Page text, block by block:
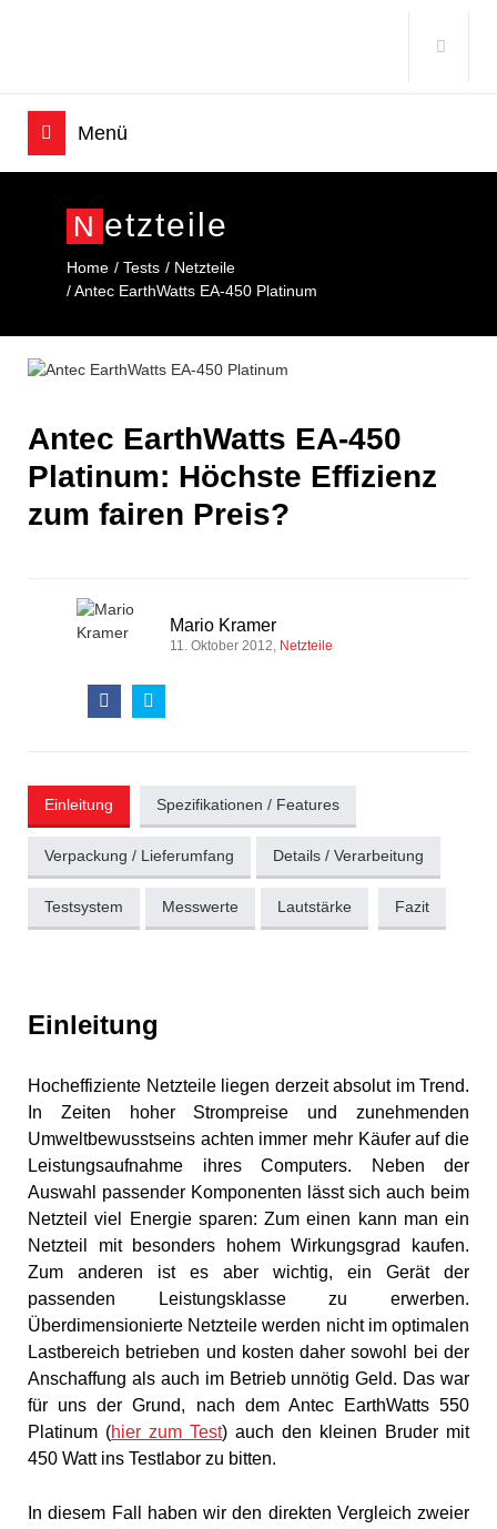
N Etzteile
Home Tests
Netzteile
Antec EarthWatts EA-450 Platinum
Antec EarthWatts EA-450
Platinum: Höchste Effizienz
zum fairen Preis?
Mario Kramer
11. Oktober 2012 Netzteile
Einleitung Spezifikationen / Features
Verpackung / Lieferumfang Details / Verarbeitung
Testsystem Messwerte Lautstärke Fazit
Einleitung
Hocheffiziente Netzteile liegen derzeit absolut im Trend.
In Zeiten hoher Strompreise und zunehmenden
Umweltbewusstseins achten immer mehr Käufer auf die
Leistungsaufnahme ihres Computers. Neben der
Auswahl passender Komponenten lässt sich auch beim
Netzteil viel Energie sparen: Zum einen kann man ein
Netzteil mit besonders hohem Wirkungsgrad kaufen.
Zum anderen ist es aber wichtig, ein Gerät der
passenden Leistungsklasse zu erwerben.
Überdimensionierte Netzteile werden nicht im optimalen
Lastbereich betrieben und kosten daher sowohl bei der
Anschaffung als auch im Betrieb unnötig Geld. Das war
für uns der Grund, nach dem Antec EarthWatts 550
Platinum (hier zum Test) auch den kleinen Bruder mit
450 Watt ins Testlabor zu bitten.
In diesem Fall haben wir den direkten Vergleich zweier